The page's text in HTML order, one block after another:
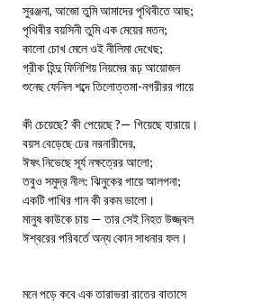
সুরঞ্জনা, আজো তুমি আমাদের পৃথিবীতে আছ;
পৃথিবীর বয়সিনী তুমি এক মেয়ের মতন;
কালো চোখ মেলে ওই নীলিমা দেখেছ;
গ্রীক হিন্দু ফিনিশিয় নিয়মের রূঢ় আয়োজন
শুনেছ ফেনিল শব্দে তিলোত্তমা-নগরীরর গায়ে
কী চেয়েছে? কী পেয়েছে ?— গিয়েছে হারায়ে।
বয়স বেড়েছে ঢের নরনারীদের,
ঈষৎ নিভেছে সূর্য নক্ষত্রের আলো;
তবুও সমুদ্র নীল: ঝিনুকের গায়ে আলপনা;
একটি পাখির গান কী রকম ভালো।
মানুষ কাউকে চায় — তার সেই নিহত উজ্জ্বল
ঈশ্বরের পরিবর্তে অন্য কোন সাধনার ফল।
মনে পড়ে কবে এক তারাভরা রাতের বাতাসে